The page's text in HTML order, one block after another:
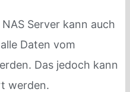
Server kann auch
Daten vom
Das jedoch kann
werden.